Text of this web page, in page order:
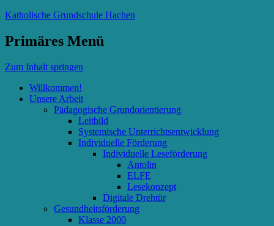
Katholische Grundschule Hachen
Primäres Menü
Zum Inhalt springen
Willkommen!
Unsere Arbeit
Pädagogische Grundorientierung
Leitbild
Systemische Unterrichtsentwicklung
Individuelle Förderung
Individuelle Leseförderung
Antolin
ELFE
Lesekonzept
Digitale Drehtür
Gesundheitsförderung
Klasse 2000